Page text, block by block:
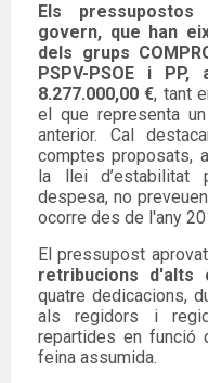
Els
govern, que han
dels grups
PSPV-PSOE i
8.277.000,00 €, tant
el que representa
anterior. Cal
comptes proposats,
la llei d’estabilitat
despesa, no
ocorre des de l'any
El pressupost
retribucions d'alts
quatre dedicacions,
als regidors i
repartides en
feina assumida.